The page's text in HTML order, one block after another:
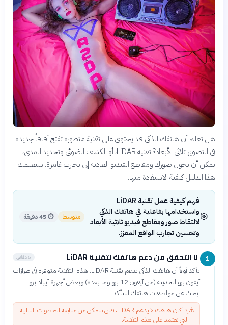
هل تعلم أن هاتفك الذكي قد يحتوي على تقنية متطورة تفتح آفاقاً جديدة
في التصوير ثلاثي الأبعاد؟ تقنية LiDAR، أو الكشف الضوئي وتحديد المدى،
يمكن أن تحول صورك ومقاطع الفيديو العادية إلى تجارب غامرة. سيعلمك
هذا الدليل كيفية الاستفادة منها.
🎯
فهم كيفية عمل تقنية LiDAR
واستخدامها بفاعلية في هاتفك الذكي
لالتقاط صور ومقاطع فيديو ثلاثية الأبعاد
وتحسين تجارب الواقع المعزز.
متوسط ⏱45 دقيقة
1
📱 التحقق من دعم هاتفك لتقنية LiDAR 5 دقائق
تأكد أولاً أن هاتفك الذكي يدعم تقنية LiDAR. هذه التقنية متوفرة في طرازات
آيفون برو الحديثة (من آيفون 12 برو وما بعده) وبعض أجهزة آيباد برو.
ابحث عن مواصفات هاتفك للتأكد.
⚠️
إذا كان هاتفك لا يدعم LiDAR، فلن تتمكن من متابعة الخطوات التالية
التي تعتمد على هذه التقنية.